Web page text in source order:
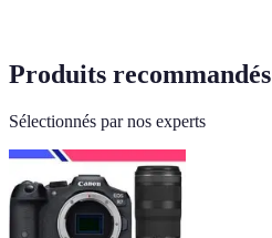
Produits recommandés
Sélectionnés par nos experts